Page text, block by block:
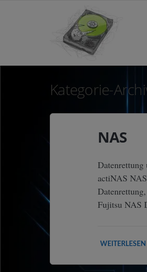
Kategorie-
NAS
actiNAS
Fujitsu NAS
WEITERLESEN